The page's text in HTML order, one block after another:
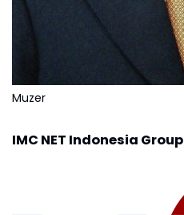
Muzer
IMC NET Indonesia Group